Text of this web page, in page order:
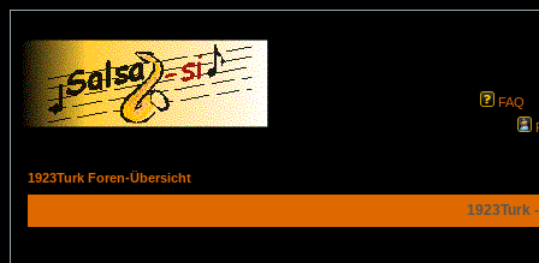
FAQ
1923Turk Foren-Übersicht
1923Turk